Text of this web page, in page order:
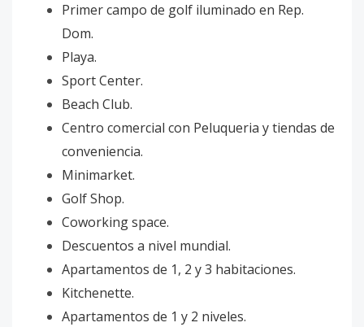
Primer campo de golf iluminado en Rep.
Dom.
Playa.
Sport Center.
Beach Club.
Centro comercial con Peluqueria y tiendas de
conveniencia.
Minimarket.
Golf Shop.
Coworking space.
Descuentos a nivel mundial.
Apartamentos de 1, 2 y 3 habitaciones.
Kitchenette.
Apartamentos de 1 y 2 niveles.